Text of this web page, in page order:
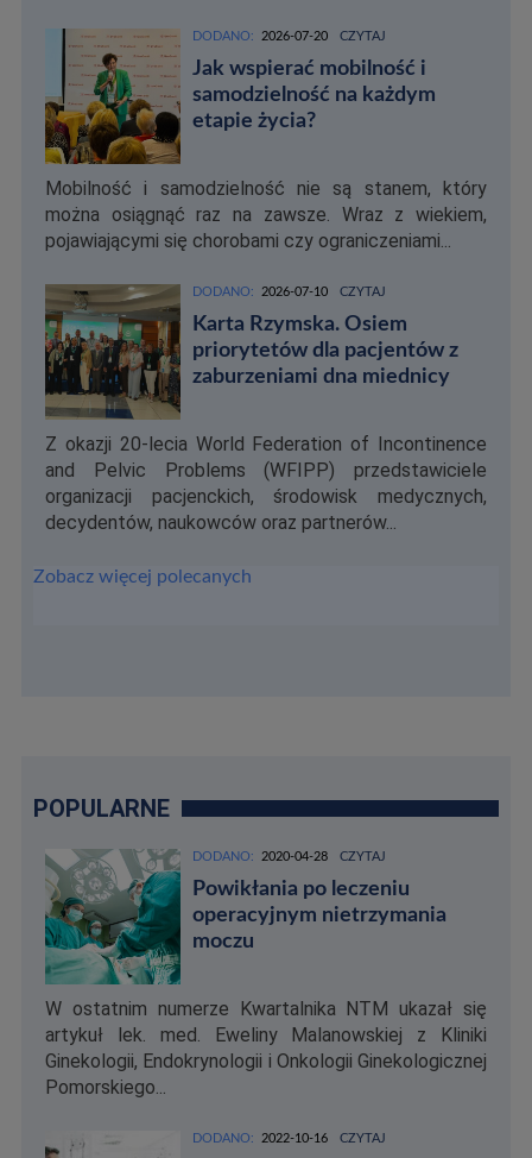
DODANO: 2026-07-20 CZYTAJ
Jak wspierać mobilność i
samodzielność na każdym
etapie życia?
Mobilność i samodzielność nie są stanem, który
można osiągnąć raz na zawsze. Wraz z wiekiem,
pojawiającymi się chorobami czy ograniczeniami...
DODANO: 2026-07-10 CZYTAJ
Karta Rzymska. Osiem
priorytetów dla pacjentów z
zaburzeniami dna miednicy
Z okazji 20-lecia World Federation of Incontinence
and Pelvic Problems (WFIPP) przedstawiciele
organizacji pacjenckich, środowisk medycznych,
decydentów, naukowców oraz partnerów...
Zobacz więcej polecanych
POPULARNE
DODANO: 2020-04-28 CZYTAJ
Powikłania po leczeniu
operacyjnym nietrzymania
moczu
W ostatnim numerze Kwartalnika NTM ukazał się
artykuł lek. med. Eweliny Malanowskiej z Kliniki
Ginekologii, Endokrynologii i Onkologii Ginekologicznej
Pomorskiego...
DODANO: 2022-10-16 CZYTAJ